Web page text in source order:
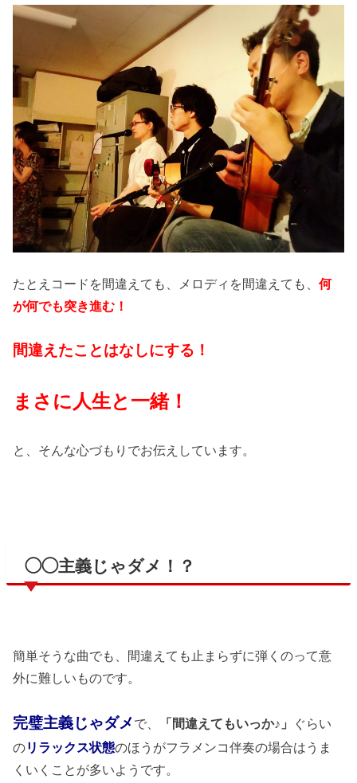
たとえコードを間違えても、メロディを間違えても、何
が何でも突き進む！
間違えたことはなしにする！
まさに人生と一緒！
と、そんな心づもりでお伝えしています。
◯◯主義じゃダメ！？
簡単そうな曲でも、間違えても止まらずに弾くのって意
外に難しいものです。
完璧主義じゃダメで、 「間違えてもいっか♪」
ぐらい
のリラックス状態のほうがフラメンコ伴奏の場合はうま
くいくことが多いようです。